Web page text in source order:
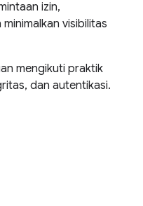
izin,
visibilitas
mengikuti praktik
dan autentikasi.